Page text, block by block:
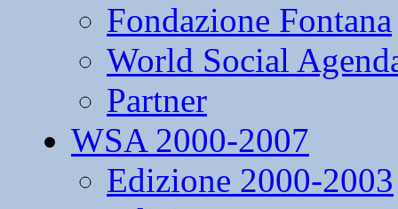
Fondazione Fontana
World Social
Partner
WSA 2000-2007
Edizione 2000-2003